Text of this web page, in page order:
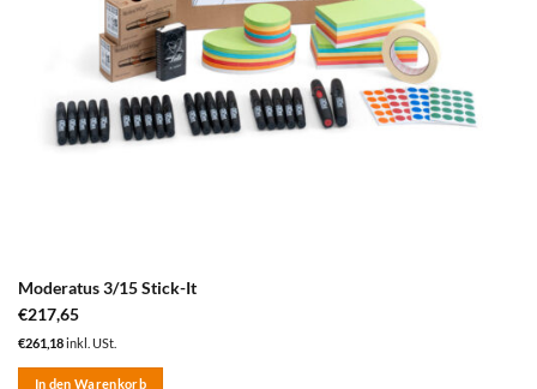
Moderatus 3/15 Stick-It
€217,65
€261,18inkl. USt.
In den Warenkorb